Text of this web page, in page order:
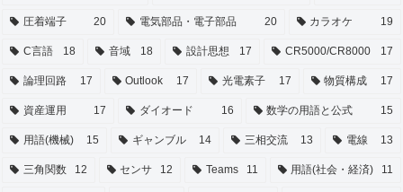
圧着端子 20 電気部品・電子部品 20 カラオケ 19
C言語 18 音域 18 設計思想 17 CR5000/CR8000 17
論理回路 17 Outlook 17 光電素子 17 物質構成 17
資産運用 17 ダイオード 16 数学の用語と公式 15
用語(機械) 15 ギャンブル 14 三相交流 13 電線 13
三角関数 12 センサ 12 Teams 11 用語(社会・経済) 11